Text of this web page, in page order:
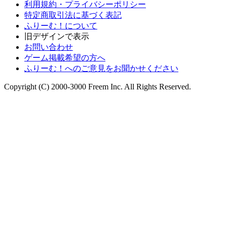
利用規約・プライバシーポリシー
特定商取引法に基づく表記
ふりーむ！について
旧デザインで表示
お問い合わせ
ゲーム掲載希望の方へ
ふりーむ！へのご意見をお聞かせください
Copyright (C) 2000-3000 Freem Inc. All Rights Reserved.